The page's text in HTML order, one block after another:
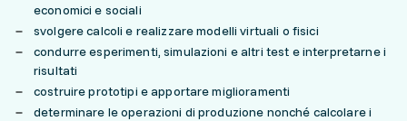
economici e sociali
svolgere calcoli e realizzare modelli virtuali o fisici
condurre esperimenti, simulazioni e altri test e interpretarne i
risultati
costruire prototipi e apportare miglioramenti
determinare le operazioni di produzione nonché calcolare i